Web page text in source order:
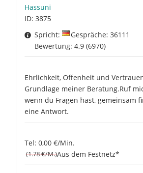
Hassuni
ID: 3875
Spricht:
Gespräche: 36111
Bewertung: 4.9 (6970)
Ehrlichkeit, Offenheit und
Grundlage meiner Beratung.Ruf
wenn du Fragen hast, gemeinsam
eine Antwort.
Tel: 0,00 €/Min.
(1.78 €/M.)Aus dem Festnetz*